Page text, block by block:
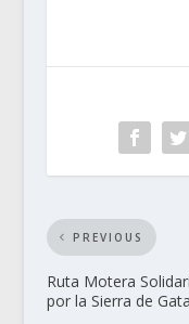
PREVIOUS
Ruta Motera
por la Sierra de Gata